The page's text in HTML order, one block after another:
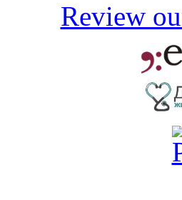
Review